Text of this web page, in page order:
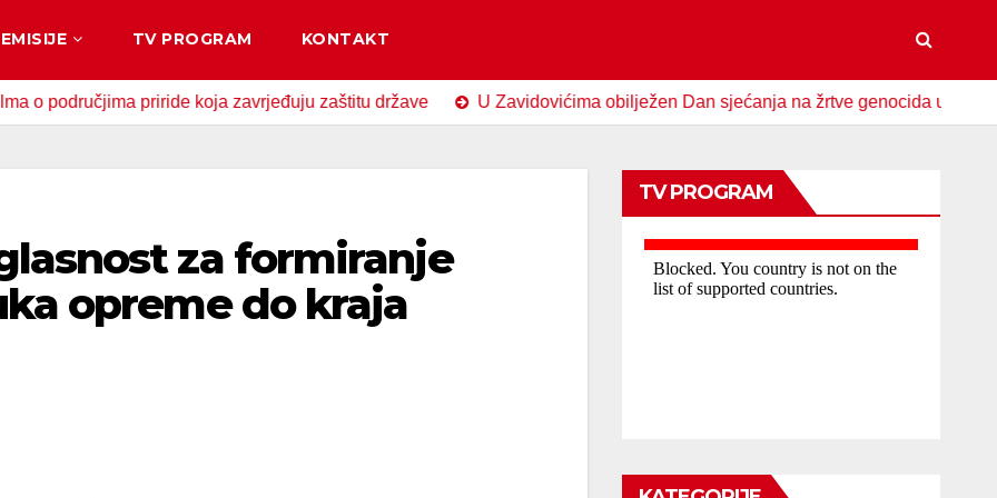
EMISIJE TV PROGRAM KONTAKT
priride koja zavrjeđuju zaštitu države U Zavidovićima obilježen Dan sjećanja na žrtve genocida u Srebrenici
za formiranje
opreme do kraja
TV PROGRAM